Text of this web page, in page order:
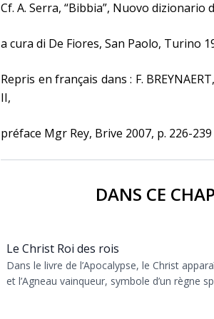
Cf. A. Serra, “Bibbia”, Nuovo dizionario
a cura di De Fiores, San Paolo, Turino
Repris en français dans : F.
II,
préface Mgr Rey, Brive 2007, p. 226-239
DANS CE
Le Christ Roi des rois
Dans le livre de l’Apocalypse, le Christ
et l’Agneau vainqueur, symbole d’un règne